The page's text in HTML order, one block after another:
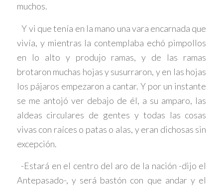
muchos.
Y vi que tenía en la mano una vara encarnada que
vivía, y mientras la contemplaba echó pimpollos
en lo alto y produjo ramas, y de las ramas
brotaron muchas hojas y susurraron, y en las hojas
los pájaros empezaron a cantar. Y por un instante
se me antojó ver debajo de él, a su amparo, las
aldeas circulares de gentes y todas las cosas
vivas con raíces o patas o alas, y eran dichosas sin
excepción.
-Estará en el centro del aro de la nación -dijo el
Antepasado-, y será bastón con que andar y el